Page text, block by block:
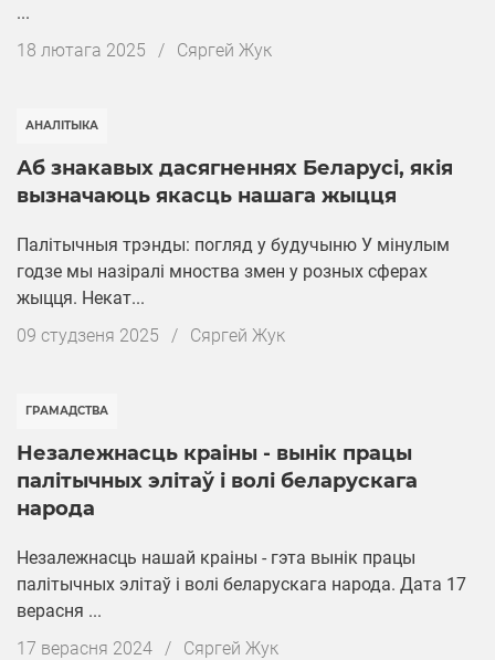
...
Дата
18 лютага 2025 / Cяргей Жук
АНАЛІТЫКА
Аб знакавых дасягненнях Беларусі, якія
вызначаюць якасць нашага жыцця
Палітычныя трэнды: погляд у будучыню У мінулым
годзе мы назіралі мноства змен у розных сферах
жыцця. Некат...
Дата
09 студзеня 2025 / Cяргей Жук
ГРАМАДСТВА
Незалежнасць краіны - вынік працы
палітычных элітаў і волі беларускага
народа
Незалежнасць нашай краіны - гэта вынік працы
палітычных элітаў і волі беларускага народа. Дата 17
верасня ...
Дата
17 верасня 2024 / Cяргей Жук